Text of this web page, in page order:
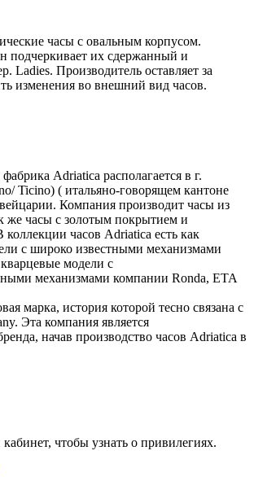
часы с овальным корпусом.
подчеркивает их сдержанный и
Ladies. Производитель оставляет за
изменения во внешний вид часов.
Adriatica располагается в г.
Ticino) ( итальяно-говорящем кантоне
Компания производит часы из
же часы с золотым покрытием и
часов Adriatica есть как
с широко известными механизмами
модели с
механизмами компании Ronda, ETA
марка, история которой тесно связана с
Эта компания является
начав производство часов Adriatica в
чтобы узнать о привилегиях.